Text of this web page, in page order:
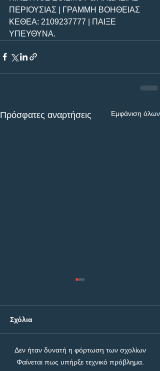
ΠΕΡΙΟΥΣΙΑΣ | ΓΡΑΜΜΗ ΒΟΗΘΕΙΑΣ
ΚΕΘΕΑ: 2109237777 | ΠΑΙΞΕ
ΥΠΕΥΘΥΝΑ.
Πρόσφατες αναρτήσεις Εμφάνιση όλων
ΠΑΟΚ - Άντερλεχτ: Η
Σχόλια
Δεν ήταν δυνατή η φόρτωση των σχολίων
Φαίνεται πως υπήρξε τεχνικό πρόβλημα.